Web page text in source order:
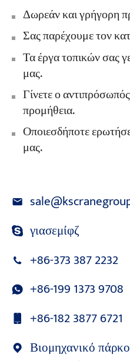
Δωρεάν και γρήγορη
Σας παρέχουμε τον
Τα έργα τοπικών σας
μας.
Γίνετε ο
προμήθεια.
Οποιεσδήποτε
μας.
γιασεμίφζ
+86-373 387 2232
+86-199 1373 9708
+86-182 3877 6721
Βιομηχανικό